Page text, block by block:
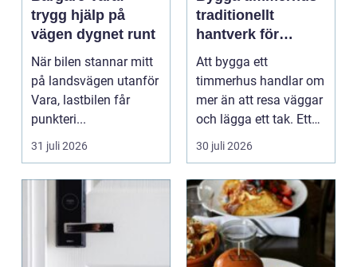
trygg hjälp på
vägen dygnet runt
När bilen stannar mitt
på landsvägen utanför
Vara, lastbilen får
punkteri...
31 juli 2026
traditionellt
hantverk för
moderna behov
Att bygga ett
timmerhus handlar om
mer än att resa väggar
och lägga ett tak. Ett
timmerhus är ett lå...
30 juli 2026